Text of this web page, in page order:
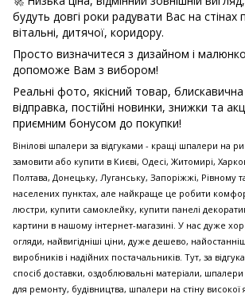
будуть довгі роки радувати Вас на
вітальні, дитячої, коридору.
Просто визначитеся з дизайном і
допоможе Вам з вибором!
Реальні фото, якісний товар,
відправка, постійні новинки, знижки та
приємним бонусом до покупки!
Вінілові шпалери за відгуками - кращі шпалери на
замовити або купити в Києві, Одесі, Житомирі,
Полтава, Донецьку, Луганську, Запоріжжі, Рівному та
населених пунктах, але найкраще це робити
люстри, купити самоклейку, купити панелі
картини в нашому інтернет-магазині. У нас дуже
огляди, найвигідніші ціни, дуже дешево,
виробників і надійних постачальників. Тут, за
спосіб доставки, оздоблювальні матеріали, шпалери
для ремонту, будівництва, шпалери на стіну високої